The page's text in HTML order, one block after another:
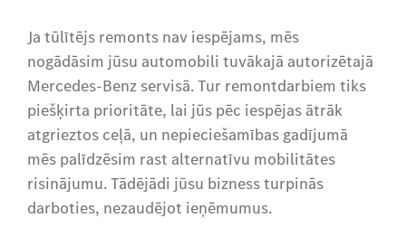
Ja tūlītējs remonts nav iespējams, mēs
nogādāsim jūsu automobili tuvākajā autorizētajā
Mercedes-Benz servisā. Tur remontdarbiem tiks
piešķirta prioritāte, lai jūs pēc iespējas ātrāk
atgrieztos ceļā, un nepieciešamības gadījumā
mēs palīdzēsim rast alternatīvu mobilitātes
risinājumu. Tādējādi jūsu bizness turpinās
darboties, nezaudējot ieņēmumus.